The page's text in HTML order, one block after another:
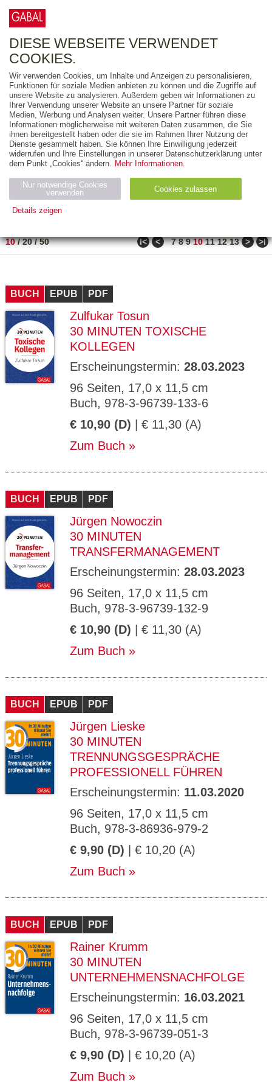
FREITEXT
AUSGABEART
AUS DER REIHE
ZUM THEMA
Neuerscheinung
Bestseller
PREIS
10/20/50 ǀ< < 7 8 9 10 11 12 13 > >ǀ
BUCH EPUB PDF
Zulfukar Tosun
30 MINUTEN TOXISCHE
KOLLEGEN
Erscheinungstermin: 28.03.2023
96 Seiten, 17,0 x 11,5 cm
Buch, 978-3-96739-133-6
€ 10,90 (D) | € 11,30 (A)
Zum Buch
BUCH EPUB PDF
Jürgen Nowoczin
30 MINUTEN
TRANSFERMANAGEMENT
Erscheinungstermin: 28.03.2023
96 Seiten, 17,0 x 11,5 cm
Buch, 978-3-96739-132-9
€ 10,90 (D) | € 11,30 (A)
Zum Buch
BUCH EPUB PDF
Jürgen Lieske
30 MINUTEN
TRENNUNGSGESPRÄCHE
PROFESSIONELL FÜHREN
Erscheinungstermin: 11.03.2020
96 Seiten, 17,0 x 11,5 cm
Buch, 978-3-86936-979-2
€ 9,90 (D) | € 10,20 (A)
Zum Buch
BUCH EPUB PDF
Rainer Krumm
30 MINUTEN
UNTERNEHMENSNACHFOLGE
Erscheinungstermin: 16.03.2021
96 Seiten, 17,0 x 11,5 cm
Buch, 978-3-96739-051-3
€ 9,90 (D) | € 10,20 (A)
Zum Buch
DIESE WEBSEITE VERWENDET
COOKIES.
Wir verwenden Cookies, um Inhalte und Anzeigen zu personalisieren,
Funktionen für soziale Medien anbieten zu können und die Zugriffe auf
unsere Website zu analysieren. Außerdem geben wir Informationen zu
Ihrer Verwendung unserer Website an unsere Partner für soziale
Medien, Werbung und Analysen weiter. Unsere Partner führen diese
Informationen möglicherweise mit weiteren Daten zusammen, die Sie
ihnen bereitgestellt haben oder die sie im Rahmen Ihrer Nutzung der
Dienste gesammelt haben. Sie können Ihre Einwilligung jederzeit
widerrufen und Ihre Einstellungen in unserer Datenschutzerklärung unter
dem Punkt „Cookies“ ändern. Mehr Informationen.
Nur notwendige Cookies
verwenden
Cookies zulassen
Details zeigen
Name Zweck
Ty
ESSION
_ID
verlag.
de
Session verwendet
GV_CO
OKIES
gabal-
Speichert den Zustimmungsstatus des
Domäne.